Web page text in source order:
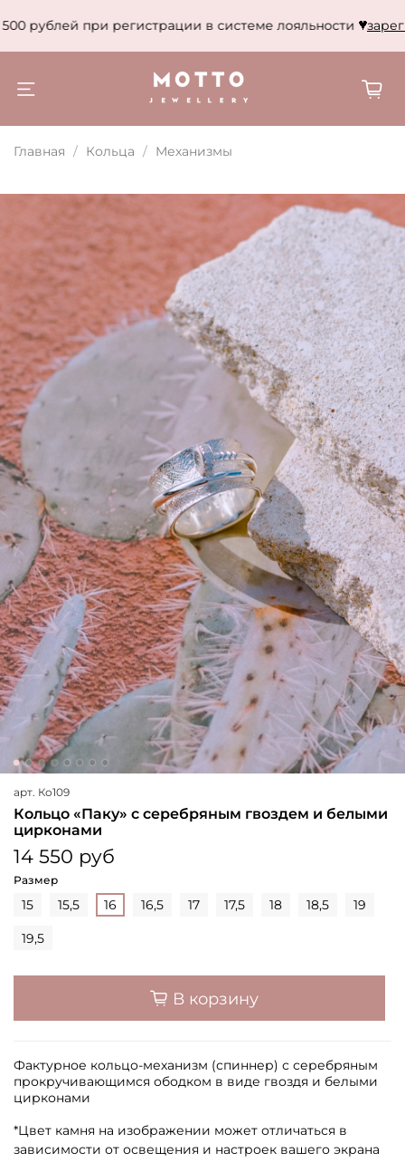
рублей при регистрации в системе лояльности
Главная Кольца Механизмы
арт. Ко109
Кольцо «Паку» с серебряным гвоздем и белыми
цирконами
14 550 руб
Размер
15 15,5 16 16,5 17 17,5 18 18,5 19
19,5
В корзину
Фактурное кольцо-механизм (спиннер) с серебряным
прокручивающимся ободком в виде гвоздя и белыми
цирконами
*Цвет камня на изображении может отличаться в
зависимости от освещения и настроек вашего экрана